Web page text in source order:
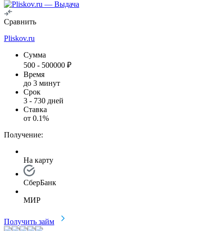
Сравнить
Pliskov.ru
Сумма
500 - 500000 ₽
Время
до 3 минут
Срок
3 - 730 дней
Ставка
от 0.1%
Получение:
На карту
СберБанк
МИР
Получить займ